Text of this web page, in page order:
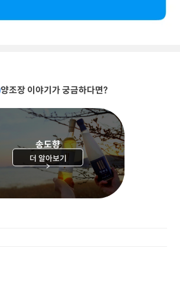
양조장 이야기가 궁금하다면?
송도향
더 알아보기
>